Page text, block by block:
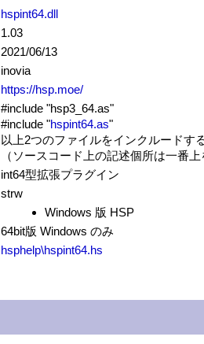
hspint64.dll
1.03
2021/06/13
inovia
https://hsp.moe/
#include "hsp3_64.as"
#include "hspint64.as"
以上2つのファイルをインクルードす
（ソースコード上の記述個所は一番
int64型拡張プラグイン
strw
Windows 版 HSP
64bit版 Windows のみ
hsphelp\hspint64.hs